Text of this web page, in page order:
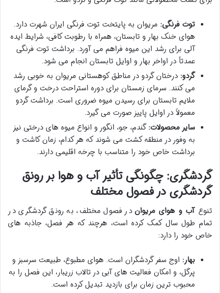
توت فرنگی: مریوان به پایتخت توت فرنگی ایران شهرت دارد.
هوای خنک بهار و تابستان، همراه با رطوبت کافی، شرایط ایده
آلی برای رشد این میوه فراهم می آورد. برداشت توت فرنگی
عمدتاً در اواخر بهار و اوایل تابستان انجام می شود.
گردو: درختان گردو در مناطق کوهستانی مریوان به خوبی رشد
می کنند. سرمای زمستان برای دوره استراحت درخت و گرمای
ملایم تابستان برای رسیدن میوه ضروری است. برداشت گردو
معمولاً در اوایل پاییز صورت می گیرد.
سایر محصولات:گندم، جو، انگور و انواع میوه های درختی نیز
به وفور در منطقه کشت می شوند که هر کدام، زمان کاشت و
برداشت خاص خود را متناسب با چرخه اقلیمی دارند.
گردشگری: چگونگی تأثیر آب و هوا بر رونق
گردشگری در فصول مختلف
تنوعآب و هوای مریوان در فصول مختلف، به رونق گردشگری در
تمام طول سال کمک کرده است، هرچند که هر فصل، جاذبه های
خاص خود را دارد:
بهار: اوج سفر گردشگران است. هوای مطبوع، طبیعت سرسبز و
پرگل، و امکان فعالیت های آبی در تالاب زریبار، این فصل را به
محبوب ترین زمان برای بازدید تبدیل کرده است.